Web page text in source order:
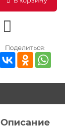
Поделиться:
Описание